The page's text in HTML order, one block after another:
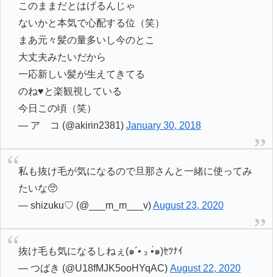
このままだとはげるんじゃ
ないかと本気で心配する位（笑）
まあ元々髪の量多いし今のとこ
大丈夫みたいだから
一応新しい髪が生えてきてる
のね♥と楽観視している
今日この頃（笑）
— ア コ (@akirin2381) January 30, 2018
私も抜け毛が気になるので旦那さんと一緒に使ってみ
たいな🥺
— shizuku♡ (@___m_m___v)August 23, 2020
抜け毛も気になるしねぇ(๑´• ₃ •̀๑)ｾﾂﾅｲ
— つばき (@U18fMJK5ooHYqAC) August 22, 2020